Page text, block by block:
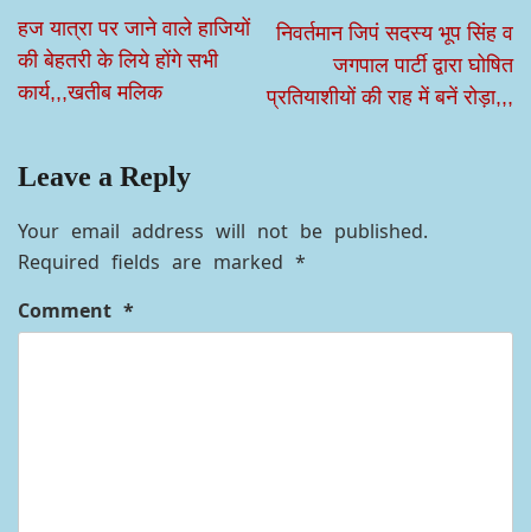
हज यात्रा पर जाने वाले हाजियों
की बेहतरी के लिये होंगे सभी
कार्य,,,खतीब मलिक
निवर्तमान जिपं सदस्य भूप सिंह व
जगपाल पार्टी द्वारा घोषित
प्रतियाशीयों की राह में बनें रोड़ा,,,
Leave a Reply
Your email address will not be published.
Required fields are marked *
Comment *